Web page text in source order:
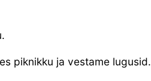
piknikku ja vestame lugusid.